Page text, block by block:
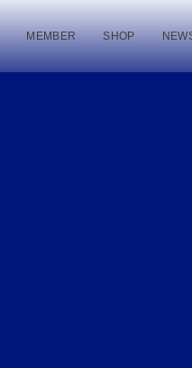
MEMBER SHOP